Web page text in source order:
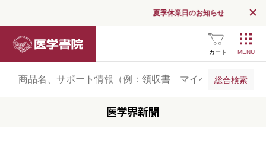
夏季休業日のお知らせ
カート